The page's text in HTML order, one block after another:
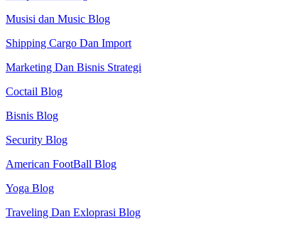
Musisi dan Music Blog
Shipping Cargo Dan Import
Marketing Dan Bisnis Strategi
Coctail Blog
Bisnis Blog
Security Blog
American FootBall Blog
Yoga Blog
Traveling Dan Exloprasi Blog